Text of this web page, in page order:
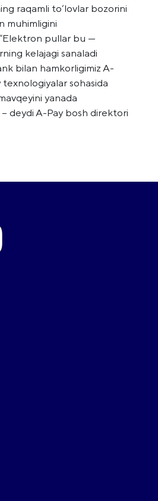
raqamli to‘lovlar bozorini
muhimligini
pullar bu —
kelajagi sanaladi
bilan hamkorligimiz A-
texnologiyalar sohasida
yanada
deydi A-Pay bosh direktori